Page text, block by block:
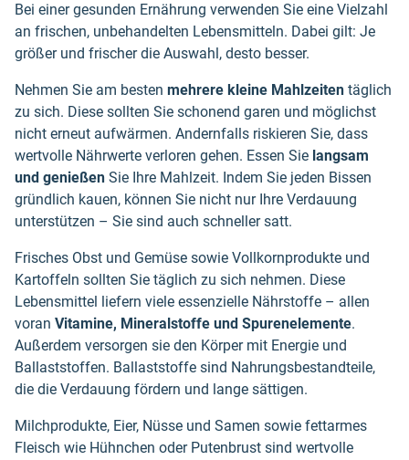
Bei einer gesunden Ernährung verwenden Sie eine Vielzahl
an frischen, unbehandelten Lebensmitteln. Dabei gilt: Je
größer und frischer die Auswahl, desto besser.
Nehmen Sie am besten mehrere kleine Mahlzeiten täglich
zu sich. Diese sollten Sie schonend garen und möglichst
nicht erneut aufwärmen. Andernfalls riskieren Sie, dass
wertvolle Nährwerte verloren gehen. Essen Sie langsam
und genießen Sie Ihre Mahlzeit. Indem Sie jeden Bissen
gründlich kauen, können Sie nicht nur Ihre Verdauung
unterstützen – Sie sind auch schneller satt.
Frisches Obst und Gemüse sowie Vollkornprodukte und
Kartoffeln sollten Sie täglich zu sich nehmen. Diese
Lebensmittel liefern viele essenzielle Nährstoffe – allen
voran Vitamine, Mineralstoffe und Spurenelemente.
Außerdem versorgen sie den Körper mit Energie und
Ballaststoffen. Ballaststoffe sind Nahrungsbestandteile,
die die Verdauung fördern und lange sättigen.
Milchprodukte, Eier, Nüsse und Samen sowie fettarmes
Fleisch wie Hühnchen oder Putenbrust sind wertvolle